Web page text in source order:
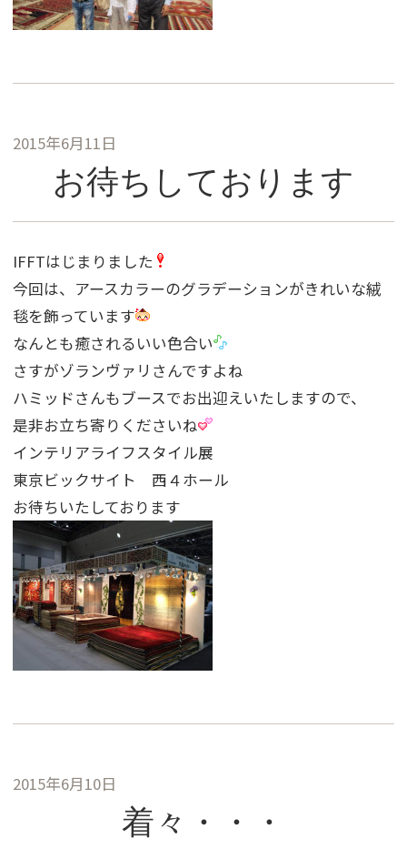
2015年6月11日
お待ちしております
IFFTはじまりました
今回は、アースカラーのグラデーションがきれいな絨
毯を飾っています
なんとも癒されるいい色合い
さすがゾランヴァリさんですよね
ハミッドさんもブースでお出迎えいたしますので、
是非お立ち寄りくださいね
インテリアライフスタイル展
東京ビックサイト 西４ホール
お待ちいたしております
2015年6月10日
着々・・・